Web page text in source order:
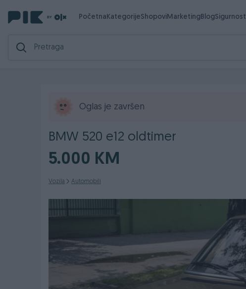
PočetnaKategorijeShopoviMarketingBlogSigurnost
Oglas je završen
BMW 520 e12 oldtimer
5.000 KM
Vozila Automobili